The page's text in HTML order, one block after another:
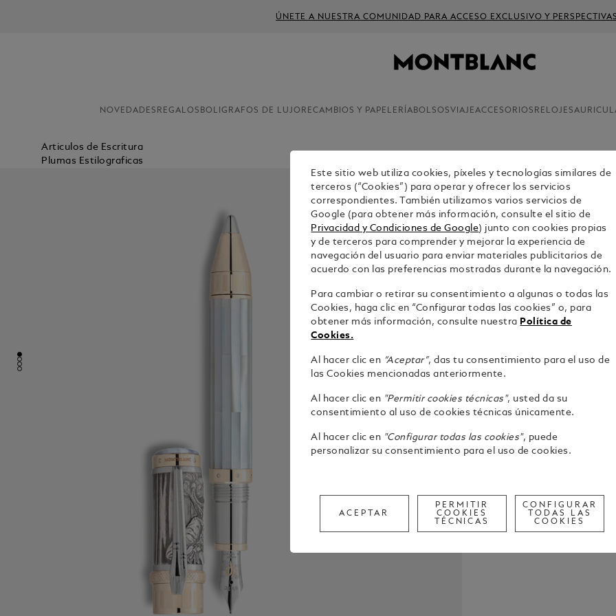
ÚNETE A NUESTRA COMUNIDAD PARA ACCESO EXCLUSIVO Y PERSPECTIVAS
NOVEDADES REGALOS BOLIGRAFOS DE LUJO RECAMBIOS Y PAPELERÍA BOLSOSVIAJEACCESORIOS RELOJES
Articulos de Escritura
Plumas Estilograficas
PLUMA
HOMAGE
EDICIÓN
Los
expresado
universal
Masters of
a la
que
Auguste
Moulin de
remeros de
"periodo
Ver
Call
Este sitio web utiliza cookies, píxeles y tecnologías similares de
terceros (“Cookies”) para operar y ofrecer los servicios
correspondientes. También utilizamos varios servicios de
Google (para obtener más información, consulte el sitio de
Privacidad y Condiciones de Google) junto con cookies propias
y de terceros para comprender y mejorar la experiencia de
navegación del usuario para enviar materiales publicitarios de
acuerdo con las preferencias mostradas durante la navegación.
Para cambiar o retirar su consentimiento a algunas o todas las
Cookies, haga clic en “Configurar todas las cookies” o, para
obtener más información, consulte nuestra Política de
Cookies.
Al hacer clic en “Aceptar”, das tu consentimiento para el uso de
las Cookies mencionadas anteriormente.
Al hacer clic en "Permitir cookies técnicas", usted da su
consentimiento al uso de cookies técnicas únicamente.
Al hacer clic en "Configurar todas las cookies", puede
personalizar su consentimiento para el uso de cookies.
ACEPTAR
PERMITIR
COOKIES
TÉCNICAS
CONFIGURAR
TODAS LAS
COOKIES